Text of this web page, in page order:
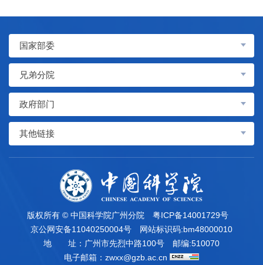
国家部委
兄弟分院
政府部门
其他链接
版权所有 © 中国科学院广州分院
粤ICP备14001729号
京公网安备11040250004号
网站标识码:bm48000010
地 址：广州市先烈中路100号
邮编:510070
电子邮箱： zwxx@gzb.ac.cn